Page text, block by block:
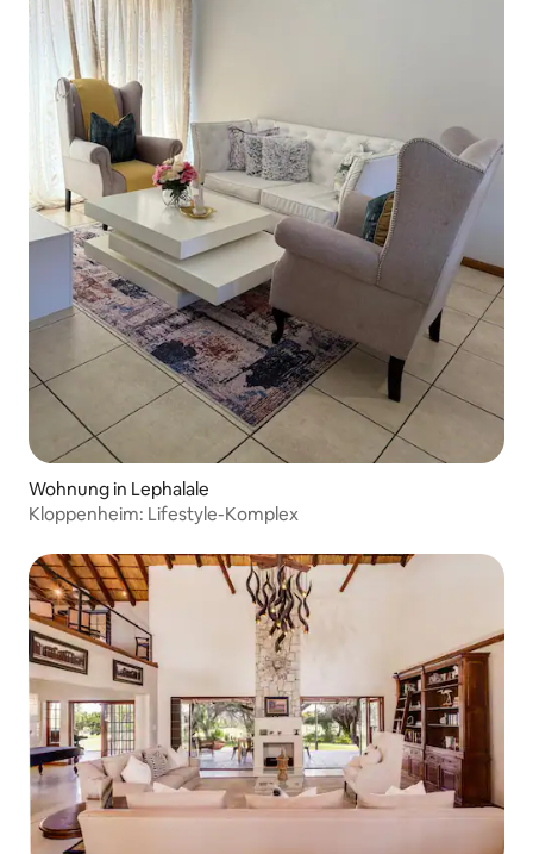
Wohnung in Lephalale
Kloppenheim: Lifestyle-Komplex